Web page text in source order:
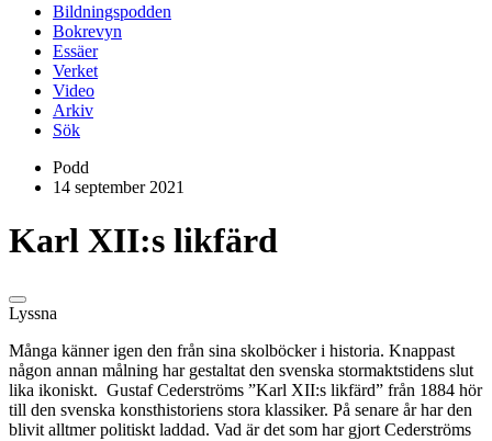
Bildningspodden
Bokrevyn
Essäer
Verket
Video
Arkiv
Sök
Podd
14 september 2021
Karl XII:s likfärd
Lyssna
Många känner igen den från sina skolböcker i historia. Knappast
någon annan målning har gestaltat den svenska stormaktstidens slut
lika ikoniskt. Gustaf Cederströms ”Karl XII:s likfärd” från 1884 hör
till den svenska konsthistoriens stora klassiker. På senare år har den
blivit alltmer politiskt laddad. Vad är det som har gjort Cederströms